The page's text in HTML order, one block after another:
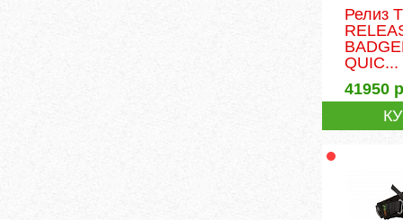
Релиз
QUIC...
41950